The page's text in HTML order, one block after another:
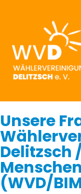
Unsere
Delitzsch
(WVD/